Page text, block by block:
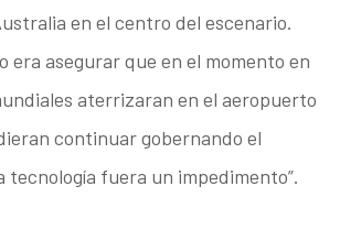
en el centro del escenario.
era asegurar que en el momento en
aterrizaran en el aeropuerto
continuar gobernando el
tecnología fuera un impedimento”.